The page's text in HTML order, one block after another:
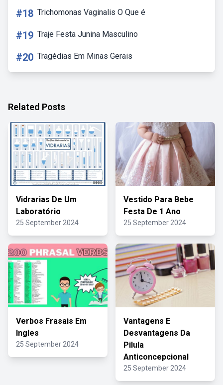
#18 Trichomonas Vaginalis O Que é
#19 Traje Festa Junina Masculino
#20 Tragédias Em Minas Gerais
Related Posts
Vidrarias De Um
Laboratório
25 September 2024
Vestido Para Bebe
Festa De 1 Ano
25 September 2024
Verbos Frasais Em
Ingles
25 September 2024
Vantagens E
Desvantagens Da
Pilula
Anticoncepcional
25 September 2024